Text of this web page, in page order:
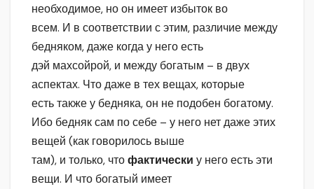
необходимое, но он имеет избыток во
всем. И в соответствии с этим, различие между
бедняком, даже когда у него есть
дэй махсойрой, и между богатым – в двух
аспектах. Что даже в тех вещах, которые
есть также у бедняка, он не подобен богатому.
Ибо бедняк сам по себе – у него нет даже этих
вещей (как говорилось выше
там), и только, чтофактически у него есть эти
вещи. И что богатый имеет